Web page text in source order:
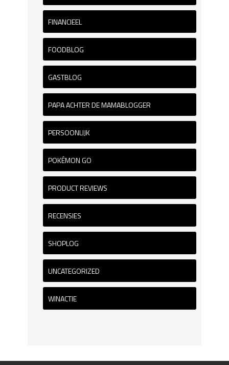
FINANCIEEL
FOODBLOG
GASTBLOG
PAPA ACHTER DE MAMABLOGGER
PERSOONLIJK
POKÉMON GO
PRODUCT REVIEWS
RECENSIES
SHOPLOG
UNCATEGORIZED
WINACTIE